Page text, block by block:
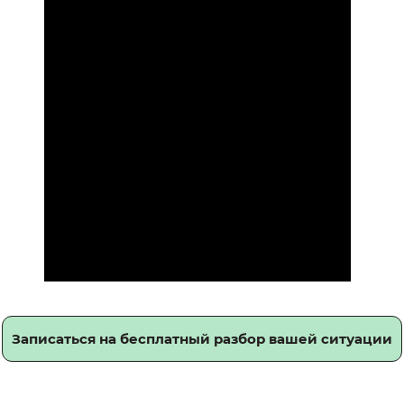
Записаться на бесплатный разбор вашей ситуации